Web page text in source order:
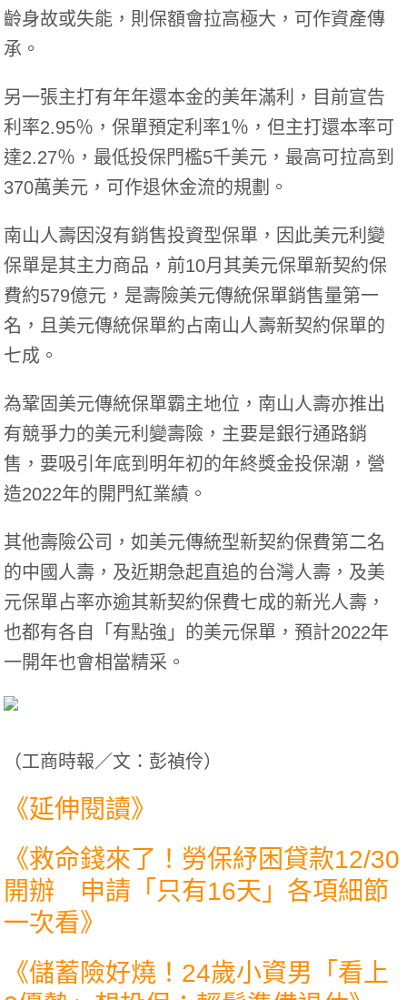
齡身故或失能，則保額會拉高極大，可作資產傳
承。
另一張主打有年年還本金的美年滿利，目前宣告
利率2.95％，保單預定利率1％，但主打還本率可
達2.27％，最低投保門檻5千美元，最高可拉高到
370萬美元，可作退休金流的規劃。
南山人壽因沒有銷售投資型保單，因此美元利變
保單是其主力商品，前10月其美元保單新契約保
費約579億元，是壽險美元傳統保單銷售量第一
名，且美元傳統保單約占南山人壽新契約保單的
七成。
為鞏固美元傳統保單霸主地位，南山人壽亦推出
有競爭力的美元利變壽險，主要是銀行通路銷
售，要吸引年底到明年初的年終獎金投保潮，營
造2022年的開門紅業績。
其他壽險公司，如美元傳統型新契約保費第二名
的中國人壽，及近期急起直追的台灣人壽，及美
元保單占率亦逾其新契約保費七成的新光人壽，
也都有各自「有點強」的美元保單，預計2022年
一開年也會相當精采。
（工商時報／文：彭禎伶）
《延伸閱讀》
《救命錢來了！勞保紓困貸款12/30
開辦 申請「只有16天」各項細節
一次看》
《儲蓄險好燒！24歲小資男「看上